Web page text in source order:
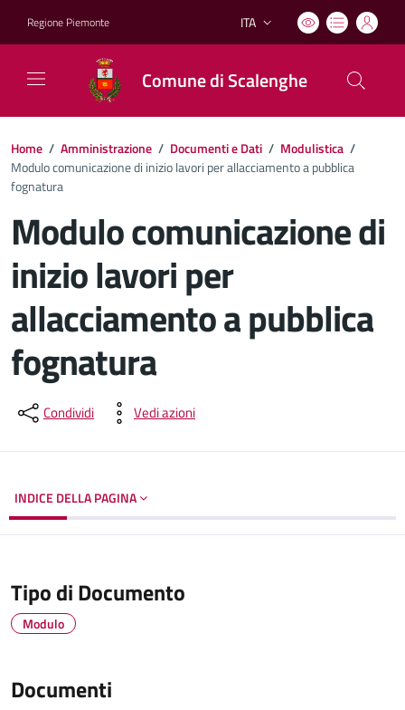
Regione Piemonte Lingua attiva:
ITA
Comune di Scalenghe
Home / Amministrazione / Documenti e Dati / Modulistica /
Modulo comunicazione di inizio lavori per allacciamento a pubblica
fognatura
Modulo comunicazione di
inizio lavori per
allacciamento a pubblica
fognatura
Dettagli del documento
Condividi Vedi azioni
INDICE DELLA PAGINA
Tipo di Documento
Modulo
Documenti